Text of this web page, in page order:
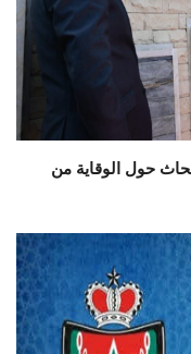
حول الوقاية من